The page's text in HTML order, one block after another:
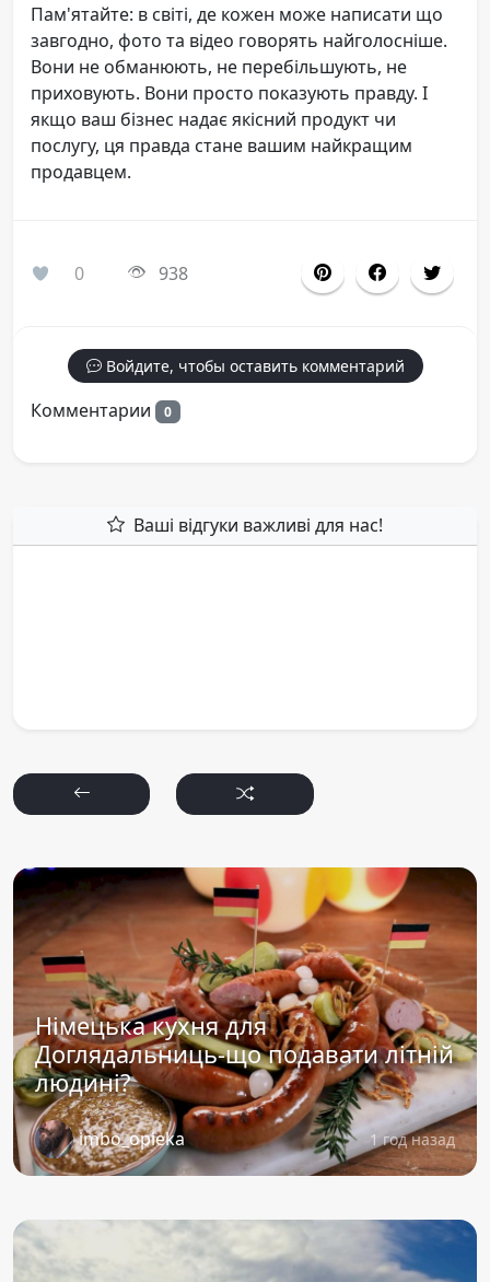
Пам'ятайте: в світі, де кожен може написати що
завгодно, фото та відео говорять найголосніше.
Вони не обманюють, не перебільшують, не
приховують. Вони просто показують правду. І
якщо ваш бізнес надає якісний продукт чи
послугу, ця правда стане вашим найкращим
продавцем.
0 938
Войдите, чтобы оставить комментарий
Комментарии 0
Ваші відгуки важливі для нас!
Німецька кухня для
Доглядальниць-що подавати літній
людині?
imbo_opieka 1 год назад